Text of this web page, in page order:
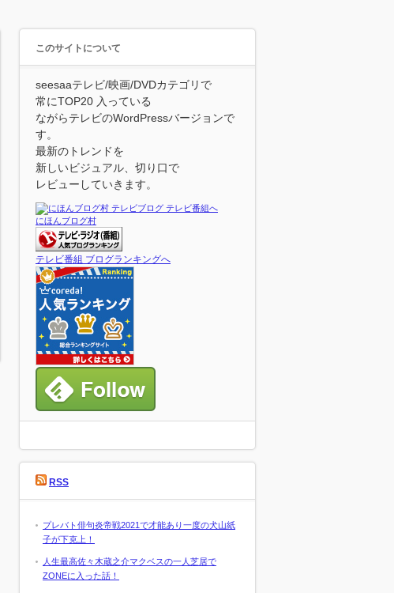
このサイトについて
seesaaテレビ/映画/DVDカテゴリで
常にTOP20 入っている
ながらテレビのWordPressバージョンで
す。
最新のトレンドを
新しいビジュアル、切り口で
レビューしていきます。
にほんブログ村
テレビ番組 ブログランキングへ
RSS
プレバト俳句炎帝戦2021で才能あり一度の犬山紙
子が下克上！
人生最高佐々木蔵之介マクベスの一人芝居で
ZONEに入った話！